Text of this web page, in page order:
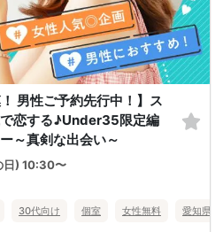
！ 男性ご予約先行中！】ス
恋する♪Under35限定編
～真剣な出会い～
日) 10:30〜
30代向け 個室 女性無料 愛知県